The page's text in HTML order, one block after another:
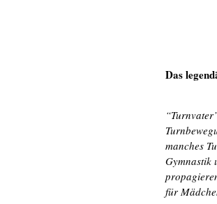
Das
manches
Gymnastik
für